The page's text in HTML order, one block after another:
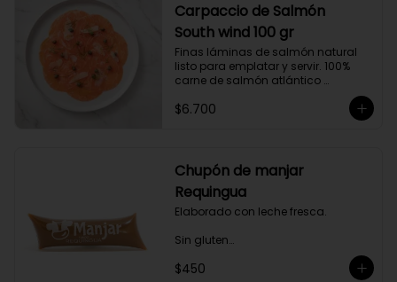
Ricos en proteínas y listos para
comer, son una opción rápida y
nutritiva que añade un toque
gourmet a tus comidas.
Carpaccio de Salmón
South wind 100 gr
Finas láminas de salmón natural
listo para emplatar y servir. 100%
carne de salmón atlántico
Producto sellado al vacío y
congelado.
$6.700
Chupón de manjar
Requingua
Elaborado con leche fresca.
Sin gluten
Sin Saborizantes
$450